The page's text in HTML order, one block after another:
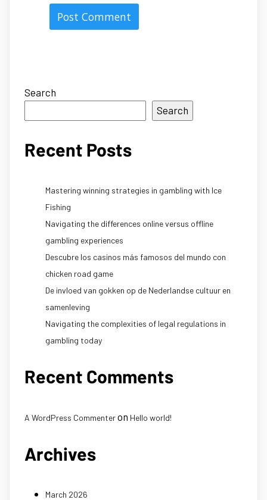
Search
Search
Recent Posts
Mastering winning strategies in gambling with Ice
Fishing
Navigating the differences online versus offline
gambling experiences
Descubre los casinos más famosos del mundo con
chicken road game
De invloed van gokken op de Nederlandse cultuur en
samenleving
Navigating the complexities of legal regulations in
gambling today
Recent Comments
A WordPress Commenteron Hello world!
Archives
March 2026